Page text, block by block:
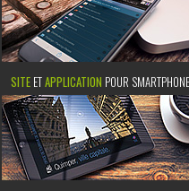
SITE ETAPPLICATION POUR SMARTPHONE